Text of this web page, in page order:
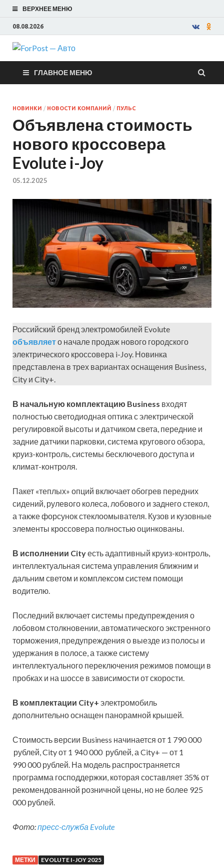
ВЕРХНЕЕ МЕНЮ
08.08.2026
ForPost —
Авто
ГЛАВНОЕ МЕНЮ
НОВИНКИ / НОВОСТИ КОМПАНИЙ / ПУЛЬС
Объявлена стоимость
нового кроссовера
Evolute i-Joy
05.12.2025
Российский бренд электромобилей Evolute
объявляето начале продаж нового городского
электрического кроссовера i-Joy. Новинка
представлена в трех вариантах оснащения Business,
City и City+.
В начальную комплектацию Business входят
полностью светодиодная оптика с электрической
регулировкой высоты и датчиком света, передние и
задние датчики парковки, система кругового обзора,
круиз-контроль, системы бесключевого доступа и
климат-контроля.
Пакет «теплых» опций включает обогрев передних
сидений, рулевого колеса, лобового и заднего стекол,
а также форсунок стеклоомывателя. Кузов и кузовные
элементы кроссовера полностью оцинкованы.
В исполнении Cityесть адаптивный круиз-контроль,
интеллектуальная система управления ближним и
дальним светом и комплексом систем помощи
водителю.
Последний включает системы предупреждения о
лобовом столкновении, автоматического экстренного
торможения, предупреждения о выезде из полосы и
удержания в полосе, а также систему
интеллектуального переключения режимов помощи в
пробках и на шоссе в зависимости от скорости.
В комплектации City+ электромобиль
дополнительно оснащен панорамной крышей.
Стоимость версии Business начинается от 1 790 000
рублей, City от 1 940 000 рублей, а City+ — от 1
990 000 рублей. На модель распространяется
программа господдержки, которая составляет 35% от
рекомендованной розничной цены, но не более 925
000 рублей.
Фото:пресс-служба Evolute
МЕТКИ EVOLUTE I-JOY 2025